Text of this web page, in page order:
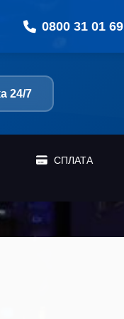
0800 31 01 69
24/7
СПЛАТА
коштів та